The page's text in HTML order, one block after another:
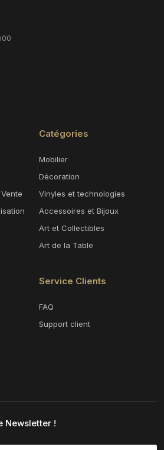
Catégories
Mobilier
Décoration
Vinyles et technologies
Accessoires et Bijoux
Art et Collectibles
Art de la Table
Service Clients
FAQ
Support client
Newsletter !